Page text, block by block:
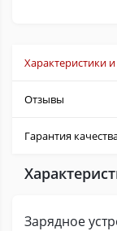
Характеристики
Отзывы
Гарантия
Зарядное